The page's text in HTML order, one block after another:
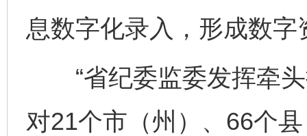
息数字化录入，形成数字
“省纪委监委发挥牵头
对21个市（州）、66个